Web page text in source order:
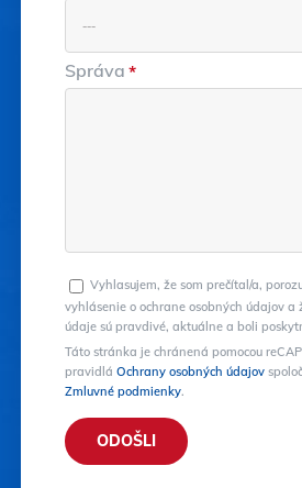
Správa *
Vyhlasujem, že som prečítal/a,
vyhlásenie o ochrane osobných údajov a
údaje sú pravdivé, aktuálne a boli
Táto stránka je chránená pomocou
pravidláOchrany osobných údajov
Zmluvné podmienky.